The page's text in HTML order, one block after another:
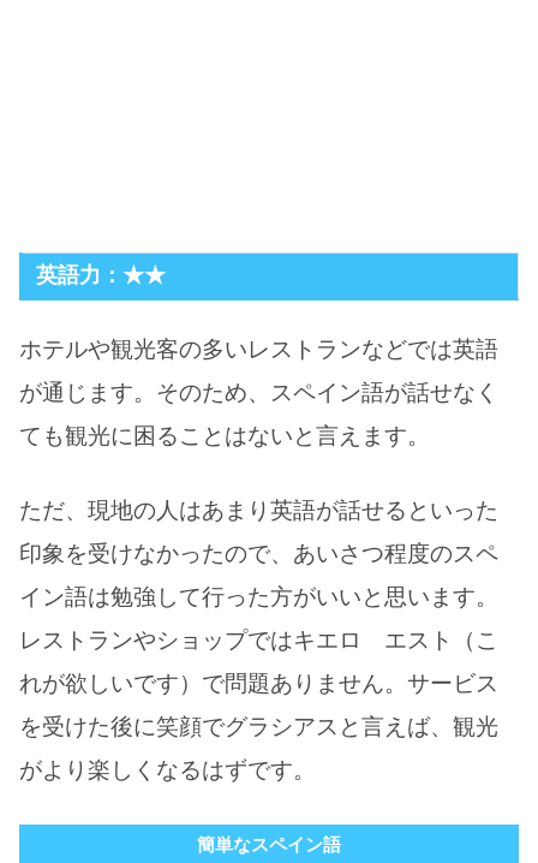
英語力：★★
ホテルや観光客の多いレストランなどでは英語
が通じます。そのため、スペイン語が話せなく
ても観光に困ることはないと言えます。
ただ、現地の人はあまり英語が話せるといった
印象を受けなかったので、あいさつ程度のスペ
イン語は勉強して行った方がいいと思います。
レストランやショップではキエロ エスト（こ
れが欲しいです）で問題ありません。サービス
を受けた後に笑顔でグラシアスと言えば、観光
がより楽しくなるはずです。
簡単なスペイン語